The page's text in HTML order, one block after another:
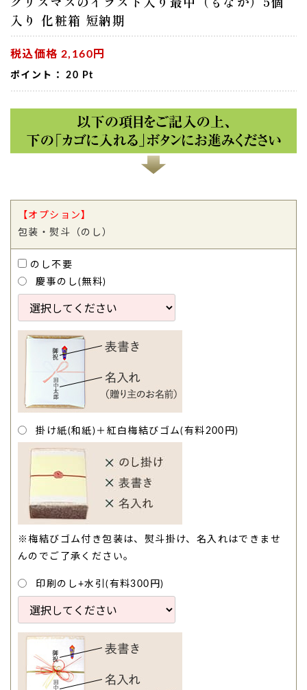
入り 化粧箱 短納期
税込価格 2,160円
ポイント： 20 Pt
【オプション】
包装・熨斗（のし）
のし不要
慶事のし(無料)
掛け紙(和紙)＋紅白梅結びゴム(有料200円)
※梅結びゴム付き包装は、熨斗掛け、名入れはできませ
んのでご了承ください。
印刷のし+水引(有料300円)